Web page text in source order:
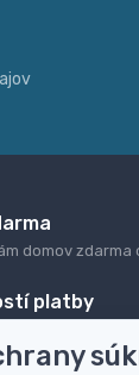
domov zdarma
platby